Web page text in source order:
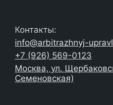
Контакты:
info@arbitrazhnyj-
+7 (926) 569-0123
Москва, ул.
Семеновская)